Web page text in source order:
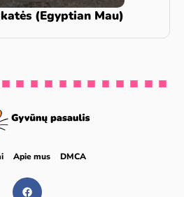
(Egyptian Mau)
Apie mus DMCA